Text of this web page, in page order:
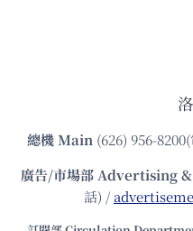
總機Main (626) 956-
廣告/市場部Advertising
話) /